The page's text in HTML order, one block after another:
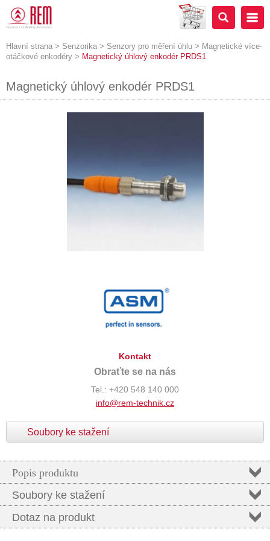
Hlavní strana > Senzorika > Senzory pro měření úhlu > Magnetické více-
otáčkové enkodéry > Magnetický úhlový enkodér PRDS1
Magnetický úhlový enkodér PRDS1
Kontakt
Obraťte se na nás
Tel.: +420 548 140 000
info@rem-technik.cz
Soubory ke stažení
Popis produktu
Soubory ke stažení
Dotaz na produkt